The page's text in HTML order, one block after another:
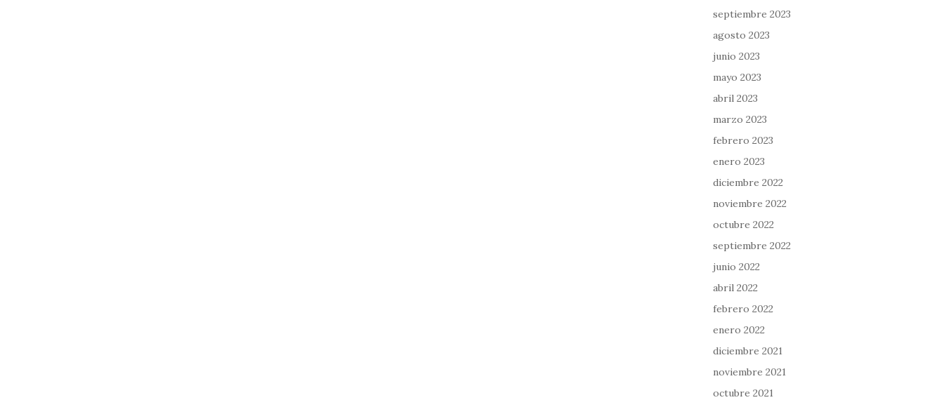
septiembre 2023
agosto 2023
junio 2023
mayo 2023
abril 2023
marzo 2023
febrero 2023
enero 2023
diciembre 2022
noviembre 2022
octubre 2022
septiembre 2022
junio 2022
abril 2022
febrero 2022
enero 2022
diciembre 2021
noviembre 2021
octubre 2021